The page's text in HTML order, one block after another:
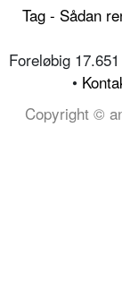
Tag - Sådan
Foreløbig
•
Copyright ©